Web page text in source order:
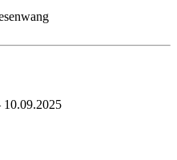
10.09.2025